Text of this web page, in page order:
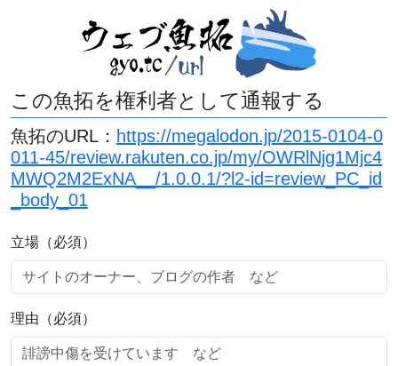
この魚拓を権利者として通報する
魚拓のURL： https://megalodon.jp/2015-0104-0
011-45/review.rakuten.co.jp/my/OWRlNjg1Mjc4
MWQ2M2ExNA__/1.0.0.1/?l2-id=review_PC_id
_body_01
立場（必須）
理由（必須）